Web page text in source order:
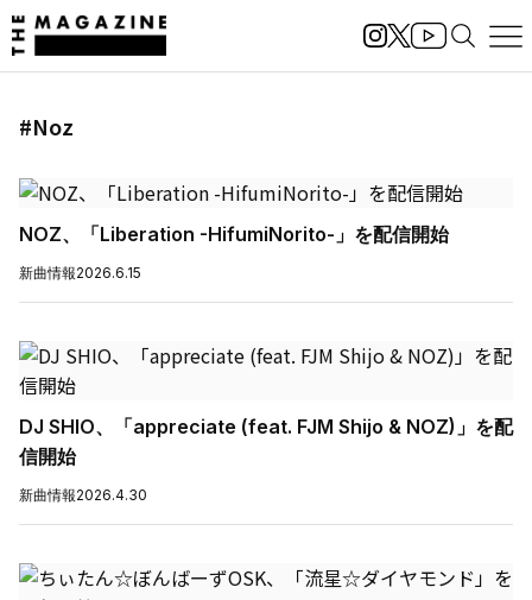
#Noz
NOZ、「Liberation -HifumiNorito-」を配信開始
新曲情報2026.6.15
DJ SHIO、「appreciate (feat. FJM Shijo & NOZ)」を配
信開始
新曲情報2026.4.30